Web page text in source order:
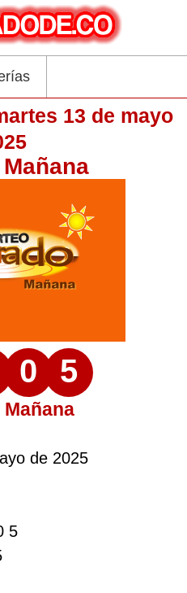
13 de mayo
0 5
de 2025
5